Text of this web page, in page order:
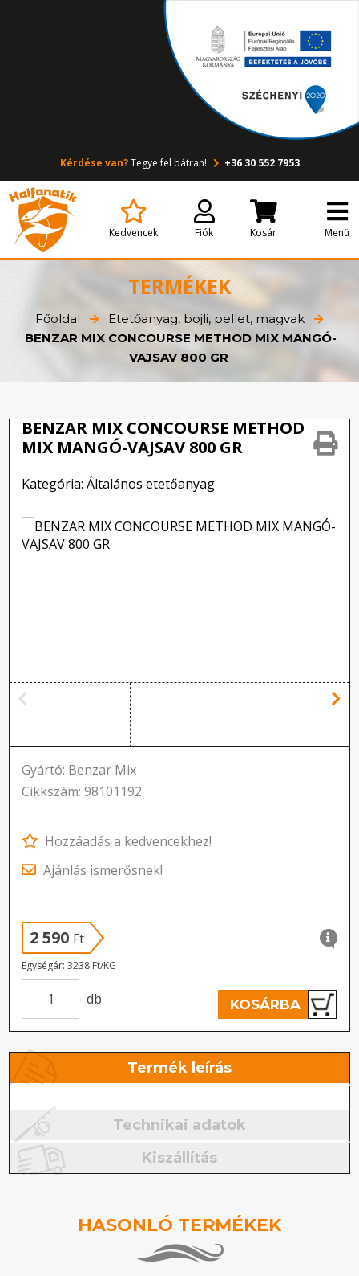
Kérdése van?Tegye fel bátran! +36 30 552 7953
Kedvencek Fiók Kosár Menü
TERMÉKEK
Főoldal
Etetőanyag, bojli, pellet, magvak
BENZAR MIX CONCOURSE METHOD MIX MANGÓ-
VAJSAV 800 GR
BENZAR MIX CONCOURSE METHOD
MIX MANGÓ-VAJSAV 800 GR
Kategória: Általános etetőanyag
Gyártó: Benzar Mix
Cikkszám: 98101192
Hozzáadás a kedvencekhez!
Ajánlás ismerősnek!
2 590 Ft
Egységár: 3238 Ft/KG
db KOSÁRBA
Termék leírás
Technikai adatok
Kiszállítás
HASONLÓ TERMÉKEK